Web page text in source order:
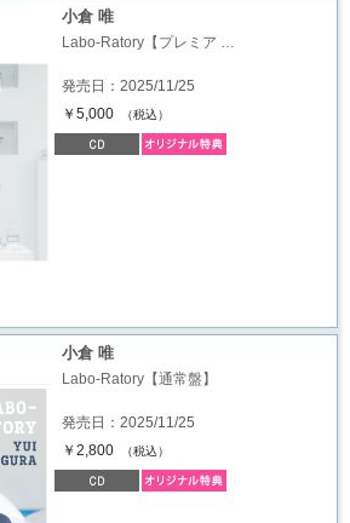
小倉 唯
Labo-Ratory【プレミア …
発売日：2025/11/25
￥5,000
（税込）
小倉 唯
Labo-Ratory【通常盤】
発売日：2025/11/25
￥2,800
（税込）